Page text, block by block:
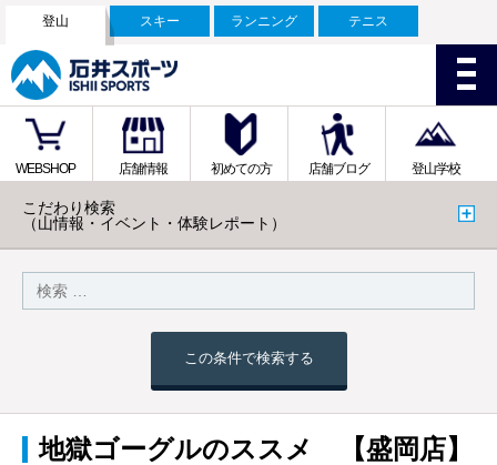
登山 スキー ランニング テニス
WEBSHOP 店舗情報 初めての方 店舗ブログ 登山学校
こだわり検索
（山情報・イベント・体験レポート）
この条件で検索する
地獄ゴーグルのススメ 【盛岡店】